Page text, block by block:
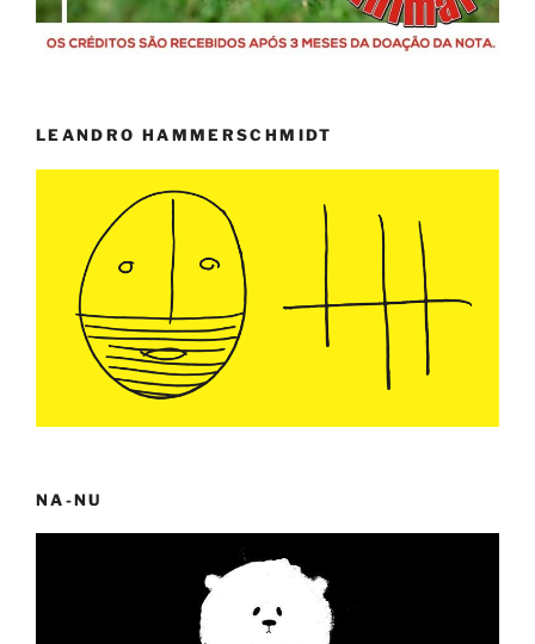
LEANDRO HAMMERSCHMIDT
NA-NU